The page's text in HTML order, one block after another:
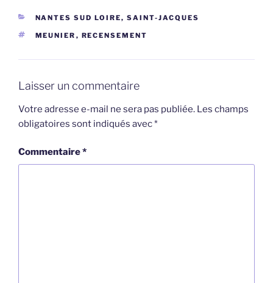
CATÉGORIES
NANTES SUD LOIRE, SAINT-JACQUES
ÉTIQUETTES
MEUNIER , RECENSEMENT
Laisser un commentaire
Votre adresse e-mail ne sera pas publiée. Les champs
obligatoires sont indiqués avec*
Commentaire*